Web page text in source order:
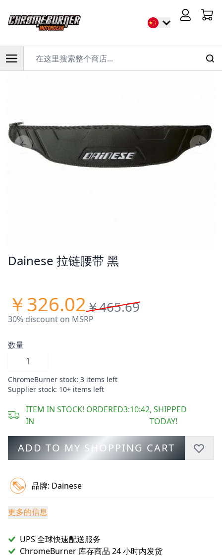
Cart
Dainese 拉链腰带 黑
￥326.02￥465.69
30% discount on MSRP
数量
ChromeBurner stock: 3 items left
Supplier stock: 10+ items left
ITEM IN STOCK! ORDERED
IN
3:10:42, SHIPPED
TODAY!
ADD TO MY SHOPPING CART
品牌: Dainese
更多的信息
UPS 全球快速配送服务
ChromeBurner 库存商品 24 小时内发货